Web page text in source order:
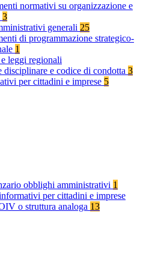
normativi su organizzazione e
3
generali 25
di programmazione strategico-
1
leggi regionali
disciplinare e codice di condotta 3
per cittadini e imprese 5
obblighi amministrativi 1
per cittadini e imprese
o struttura analoga 13